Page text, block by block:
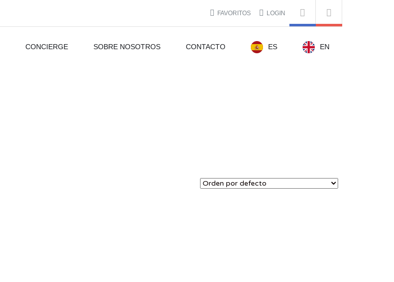
FAVORITOS LOGIN
CONCIERGE SOBRE NOSOTROS CONTACTO ES EN